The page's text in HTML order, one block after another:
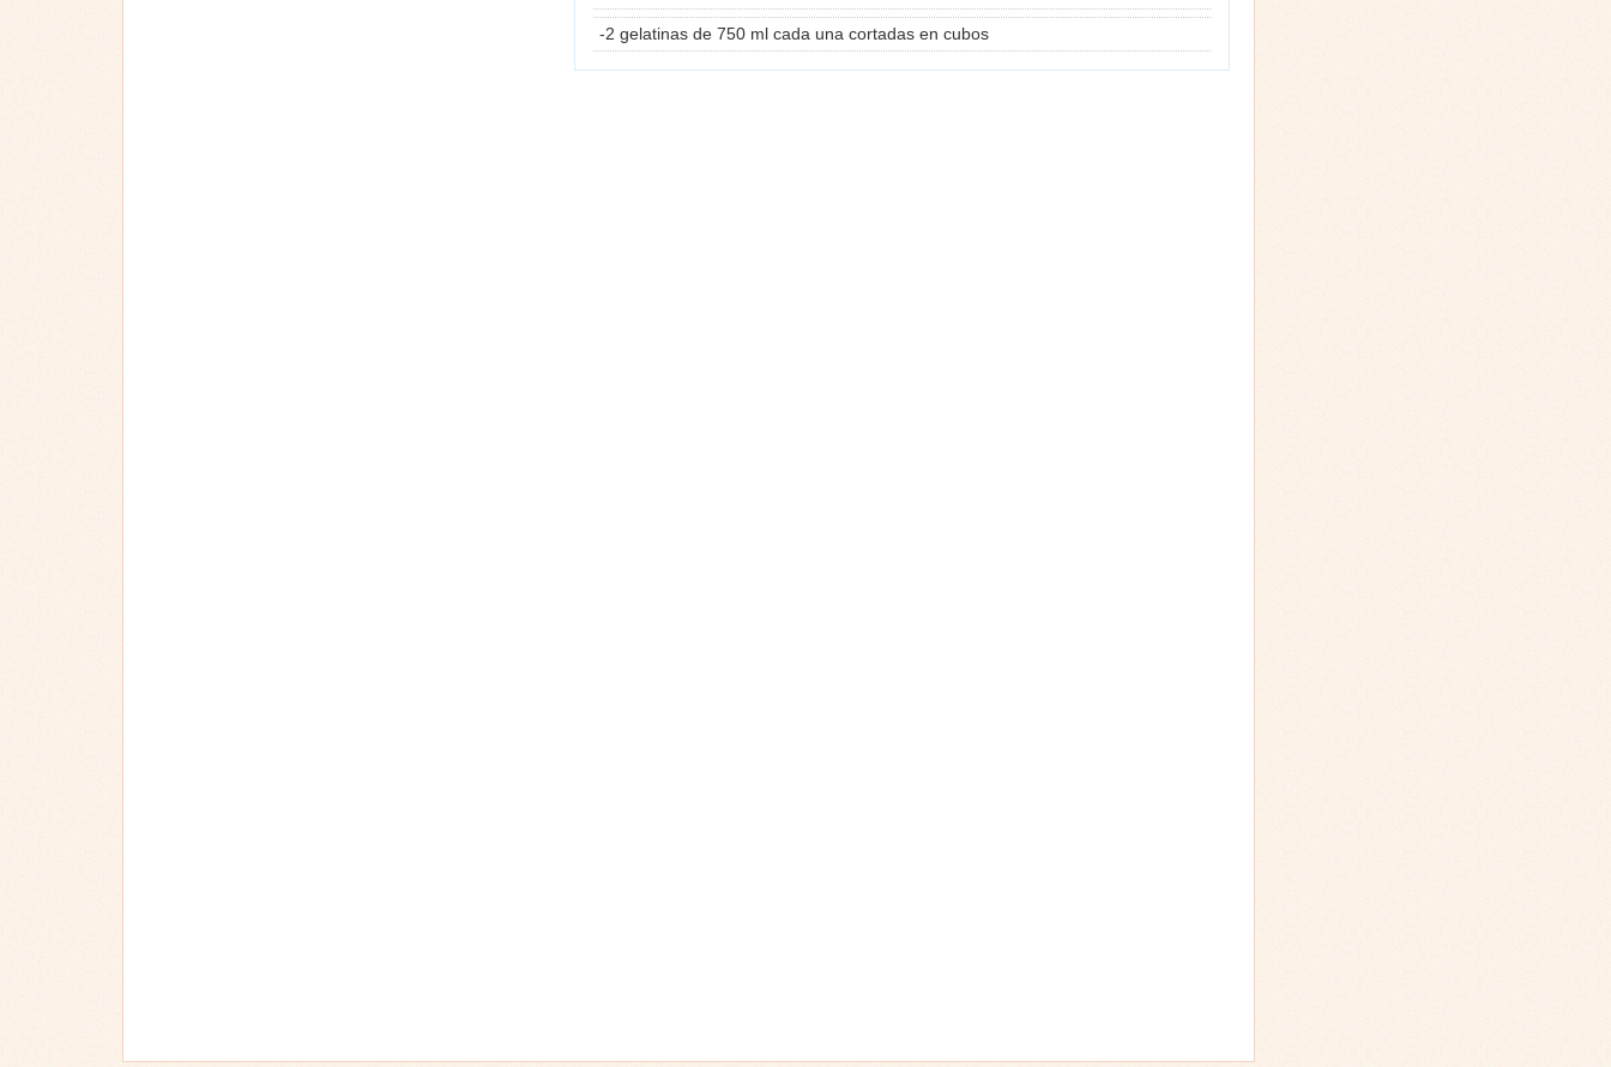
-2 gelatinas de 750 ml cada una cortadas en cubos